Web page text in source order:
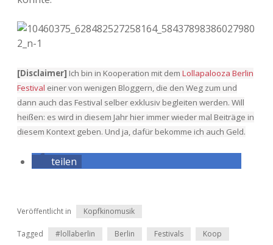
Adventskalender 2024
[Disclaimer] Ich bin in Kooperation mit dem Lollapalooza Berlin
Festival einer von wenigen Bloggern, die den Weg zum und
dann auch das Festival selber exklusiv begleiten werden. Will
heißen: es wird in diesem Jahr hier immer wieder mal Beiträge in
diesem Kontext geben. Und ja, dafür bekomme ich auch Geld.
teilen
Veröffentlicht in Kopfkinomusik
Tagged #lollaberlin Berlin Festivals Koop